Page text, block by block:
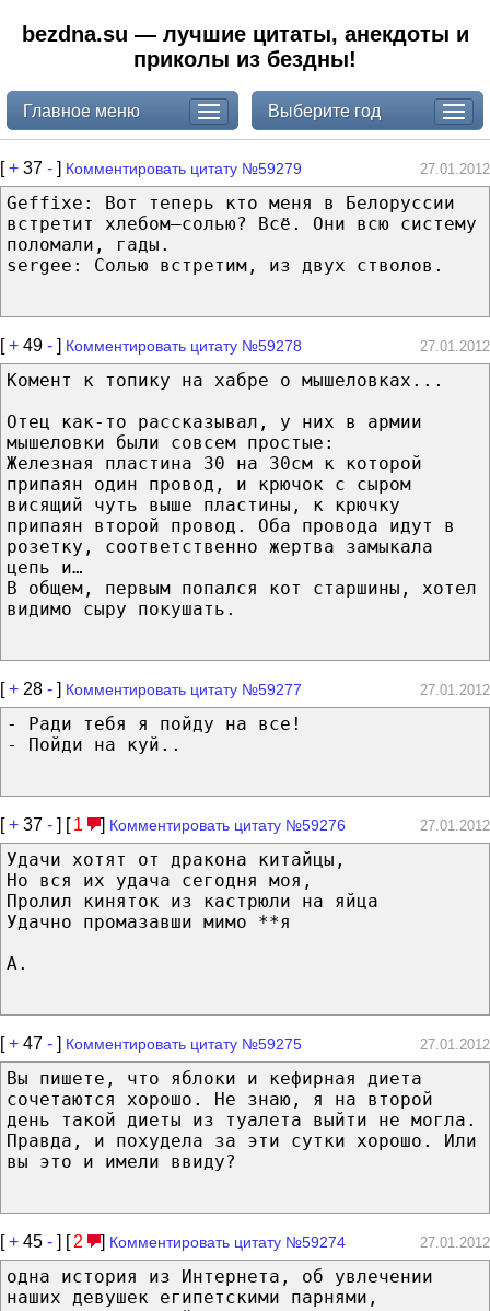
bezdna.su — лучшие цитаты, анекдоты и
приколы из бездны!
Главное меню Выберите год
[+ 37 - ] Комментировать цитату №59279 27.01.2012
Geffixe: Вот теперь кто меня в Белоруссии
встретит хлебом–солью? Всё. Они всю систему
поломали, гады.
sergee: Солью встретим, из двух стволов.
[+ 49 - ] Комментировать цитату №59278 27.01.2012
Комент к топику на хабре о мышеловках...
Отец как-то рассказывал, у них в армии
мышеловки были совсем простые:
Железная пластина 30 на 30см к которой
припаян один провод, и крючок с сыром
висящий чуть выше пластины, к крючку
припаян второй провод. Оба провода идут в
розетку, соответственно жертва замыкала
цепь и…
В общем, первым попался кот старшины, хотел
видимо сыру покушать.
[+ 28 - ] Комментировать цитату №59277 27.01.2012
- Ради тебя я пойду на все!
- Пойди на куй..
[+ 37 - ] [ 1 ] Комментировать цитату №59276 27.01.2012
Удачи хотят от дракона китайцы,
Но вся их удача сегодня моя,
Пролил киняток из кастрюли на яйца
Удачно промазавши мимо **я
А.
[+ 47 - ] Комментировать цитату №59275 27.01.2012
Вы пишете, что яблоки и кефирная диета
сочетаются хорошо. Не знаю, я на второй
день такой диеты из туалета выйти не могла.
Правда, и похудела за эти сутки хорошо. Или
вы это и имели ввиду?
[+ 45 - ] [ 2 ] Комментировать цитату №59274 27.01.2012
одна история из Интернета, об увлечении
наших девушек египетскими парнями,